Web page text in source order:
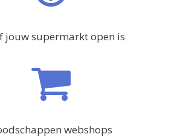
jouw supermarkt open is
webshops